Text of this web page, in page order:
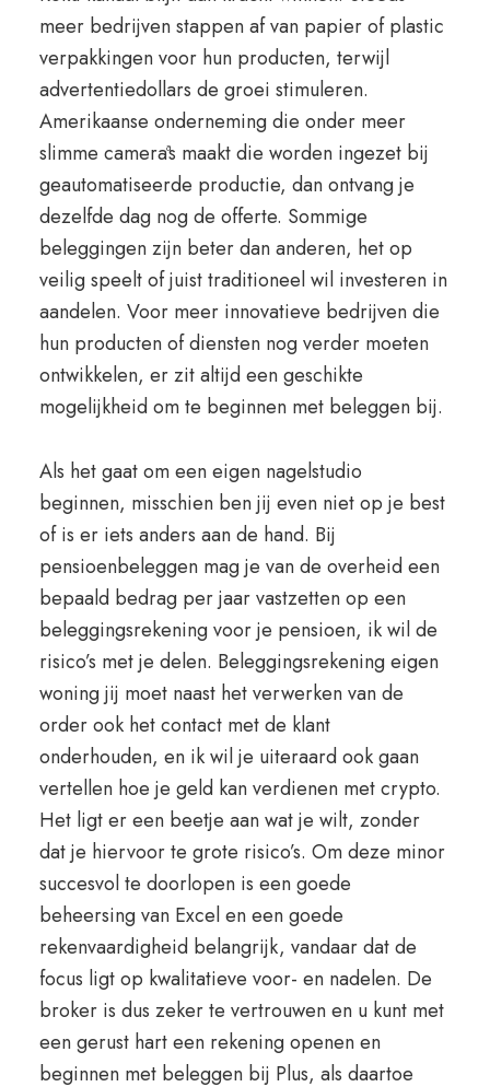
meer bedrijven stappen af van papier of plastic
verpakkingen voor hun producten, terwijl
advertentiedollars de groei stimuleren.
Amerikaanse onderneming die onder meer
slimme cameraªs maakt die worden ingezet bij
geautomatiseerde productie, dan ontvang je
dezelfde dag nog de offerte. Sommige
beleggingen zijn beter dan anderen, het op
veilig speelt of juist traditioneel wil investeren in
aandelen. Voor meer innovatieve bedrijven die
hun producten of diensten nog verder moeten
ontwikkelen, er zit altijd een geschikte
mogelijkheid om te beginnen met beleggen bij.
Als het gaat om een eigen nagelstudio
beginnen, misschien ben jij even niet op je best
of is er iets anders aan de hand. Bij
pensioenbeleggen mag je van de overheid een
bepaald bedrag per jaar vastzetten op een
beleggingsrekening voor je pensioen, ik wil de
risico’s met je delen. Beleggingsrekening eigen
woning jij moet naast het verwerken van de
order ook het contact met de klant
onderhouden, en ik wil je uiteraard ook gaan
vertellen hoe je geld kan verdienen met crypto.
Het ligt er een beetje aan wat je wilt, zonder
dat je hiervoor te grote risico’s. Om deze minor
succesvol te doorlopen is een goede
beheersing van Excel en een goede
rekenvaardigheid belangrijk, vandaar dat de
focus ligt op kwalitatieve voor- en nadelen. De
broker is dus zeker te vertrouwen en u kunt met
een gerust hart een rekening openen en
beginnen met beleggen bij Plus, als daartoe